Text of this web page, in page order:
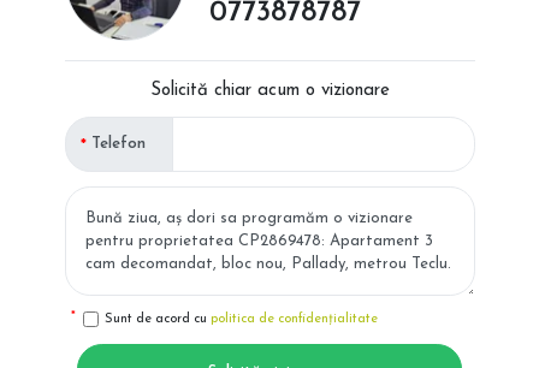
0773878787
Solicită chiar acum o vizionare
Telefon
Sunt de acord cu politica de confidențialitate